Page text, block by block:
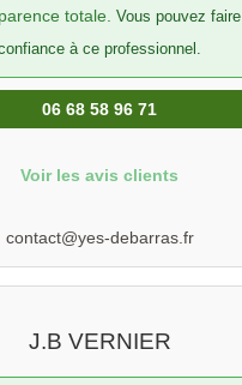
totale. Vous pouvez faire
à ce professionnel.
06 68 58 96 71
Voir les avis clients
contact@yes-debarras.fr
J.B VERNIER